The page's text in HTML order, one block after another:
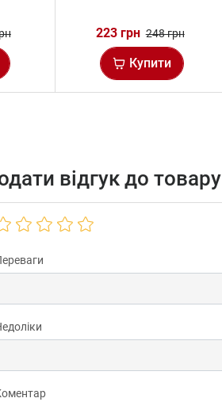
223 грн 248 грн
Купити
відгук до товару